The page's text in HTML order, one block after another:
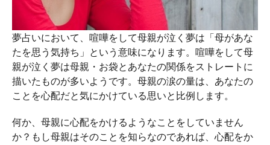
夢占いにおいて、喧嘩をして母親が泣く夢は「母があな
たを思う気持ち」という意味になります。喧嘩をして母
親が泣く夢は母親・お袋とあなたの関係をストレートに
描いたものが多いようです。母親の涙の量は、あなたの
ことを心配だと気にかけている思いと比例します。
何か、母親に心配をかけるようなことをしていません
か？もし母親はそのことを知らなのであれば、心配をか